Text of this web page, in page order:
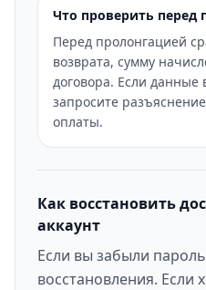
Что проверить перед
Перед пролонгацией
возврата, сумму
договора. Если данные
запросите
оплаты.
Как восстановить
аккаунт
Если вы забыли
восстановления. Если